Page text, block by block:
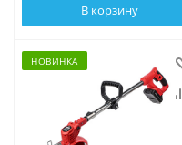
В корзину
НОВИНКА